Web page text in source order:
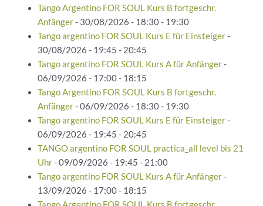
Tango Argentino FOR SOUL Kurs B fortgeschr.
Anfänger- 30/08/2026 - 18:30 - 19:30
Tango argentino FOR SOUL Kurs E für Einsteiger-
30/08/2026 - 19:45 - 20:45
Tango argentino FOR SOUL Kurs A für Anfänger-
06/09/2026 - 17:00 - 18:15
Tango Argentino FOR SOUL Kurs B fortgeschr.
Anfänger- 06/09/2026 - 18:30 - 19:30
Tango argentino FOR SOUL Kurs E für Einsteiger-
06/09/2026 - 19:45 - 20:45
TANGO argentino FOR SOUL practica_all level bis 21
Uhr- 09/09/2026 - 19:45 - 21:00
Tango argentino FOR SOUL Kurs A für Anfänger-
13/09/2026 - 17:00 - 18:15